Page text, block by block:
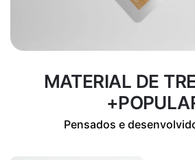
MATERIAL DE
Pensados e